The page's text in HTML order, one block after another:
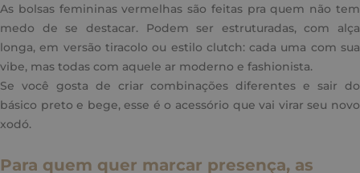
As bolsas femininas vermelhas são feitas pra quem não tem
medo de se destacar. Podem ser estruturadas, com alça
longa, em versão tiracolo ou estilo clutch: cada uma com sua
vibe, mas todas com aquele ar moderno e fashionista.
Se você gosta de criar combinações diferentes e sair do
básico preto e bege, esse é o acessório que vai virar seu novo
xodó.
Para quem quer marcar presença, as